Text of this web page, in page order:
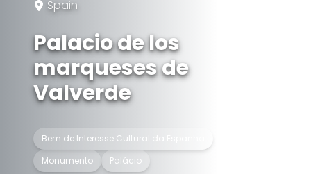
Spain
Palacio de los
marqueses de
Valverde
Bem de Interesse Cultural da Espanha
Monumento
Palácio